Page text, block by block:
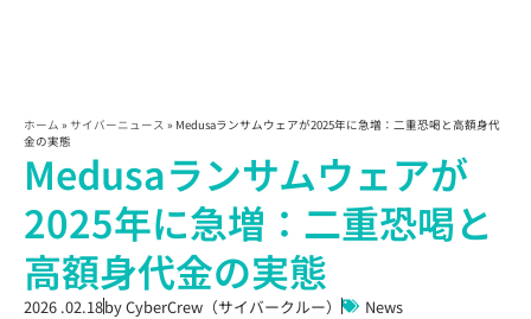
ホーム » サイバーニュース » Medusaランサムウェアが2025年に急増：二重恐喝と高額身代
金の実態
Medusaランサムウェアが
2025年に急増：二重恐喝と
高額身代金の実態
2026 .02.18byCyberCrew（サイバークルー） News